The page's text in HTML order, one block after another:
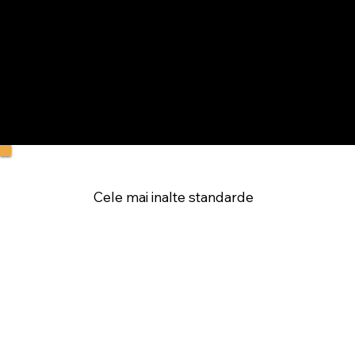
Cele mai inalte standarde